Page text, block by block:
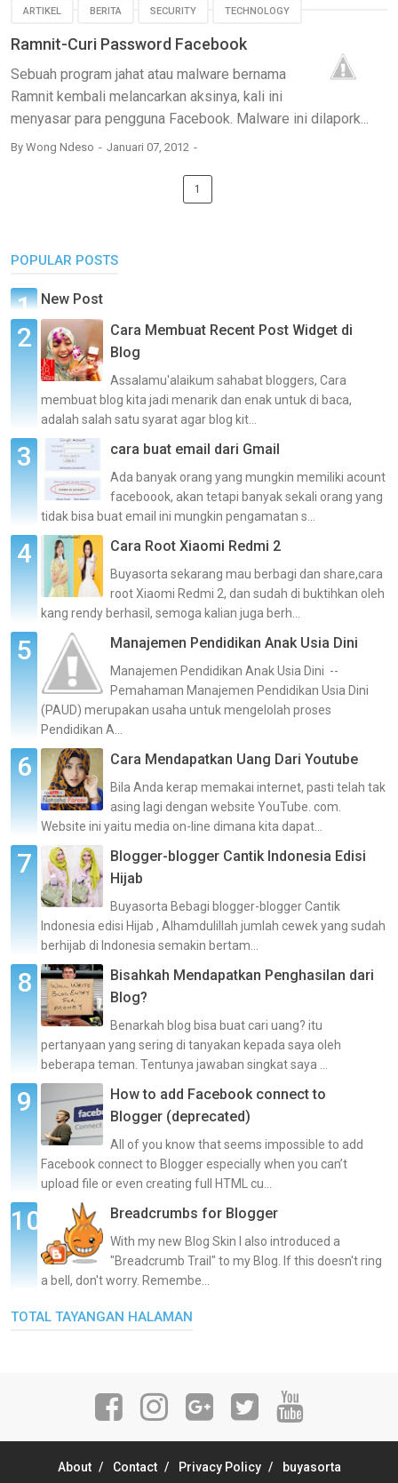
ARTIKEL BERITA SECURITY TECHNOLOGY
Ramnit-Curi Password Facebook
Sebuah program jahat atau malware bernama
Ramnit kembali melancarkan aksinya, kali ini
menyasar para pengguna Facebook. Malware ini dilapork...
By Wong Ndeso Januari 07, 2012
1
POPULAR POSTS
New Post
Cara Membuat Recent Post Widget di
Blog
Assalamu'alaikum sahabat bloggers, Cara
membuat blog kita jadi menarik dan enak untuk di baca,
adalah salah satu syarat agar blog kit...
cara buat email dari Gmail
Ada banyak orang yang mungkin memiliki acount
faceboook, akan tetapi banyak sekali orang yang
tidak bisa buat email ini mungkin pengamatan s...
Cara Root Xiaomi Redmi 2
Buyasorta sekarang mau berbagi dan share,cara
root Xiaomi Redmi 2, dan sudah di buktihkan oleh
kang rendy berhasil, semoga kalian juga berh...
Manajemen Pendidikan Anak Usia Dini
Manajemen Pendidikan Anak Usia Dini --
Pemahaman Manajemen Pendidikan Usia Dini
(PAUD) merupakan usaha untuk mengelolah proses
Pendidikan A...
Cara Mendapatkan Uang Dari Youtube
Bila Anda kerap memakai internet, pasti telah tak
asing lagi dengan website YouTube. com.
Website ini yaitu media on-line dimana kita dapat...
Blogger-blogger Cantik Indonesia Edisi
Hijab
Buyasorta Bebagi blogger-blogger Cantik
Indonesia edisi Hijab , Alhamdulillah jumlah cewek yang sudah
berhijab di Indonesia semakin bertam...
Bisahkah Mendapatkan Penghasilan dari
Blog?
Benarkah blog bisa buat cari uang? itu
pertanyaan yang sering di tanyakan kepada saya oleh
beberapa teman. Tentunya jawaban singkat saya ...
How to add Facebook connect to
Blogger (deprecated)
All of you know that seems impossible to add
Facebook connect to Blogger especially when you can’t
upload file or even creating full HTML cu...
Breadcrumbs for Blogger
With my new Blog Skin I also introduced a
"Breadcrumb Trail" to my Blog. If this doesn't ring
a bell, don't worry. Remembe...
TOTAL TAYANGAN HALAMAN
About Contact Privacy Policy buyasorta